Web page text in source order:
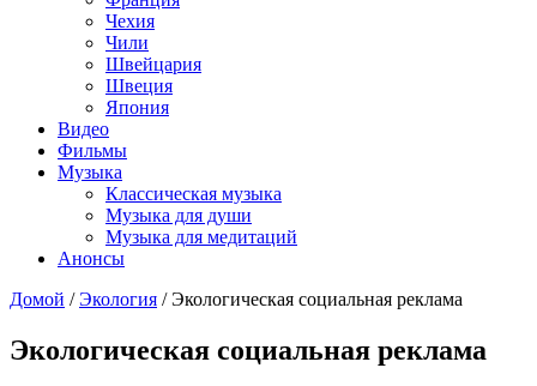
Чехия
Чили
Швейцария
Швеция
Япония
Видео
Фильмы
Музыка
Классическая музыка
Музыка для души
Музыка для медитаций
Анонсы
Домой / Экология / Экологическая социальная реклама
Экологическая социальная реклама